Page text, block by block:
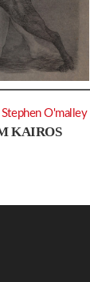
KAIROS
Stephen O'malley